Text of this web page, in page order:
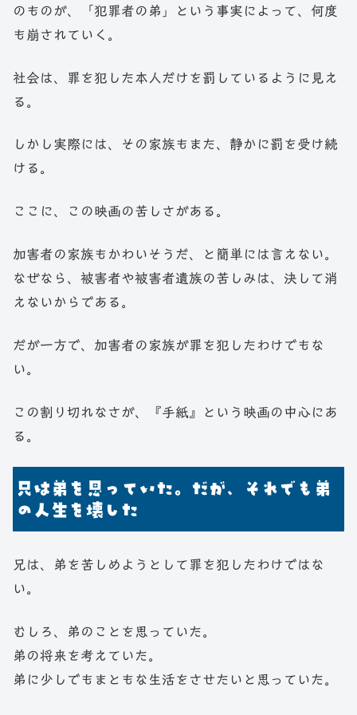
のものが、「犯罪者の弟」という事実によって、何度
も崩されていく。
社会は、罪を犯した本人だけを罰しているように見え
る。
しかし実際には、その家族もまた、静かに罰を受け続
ける。
ここに、この映画の苦しさがある。
加害者の家族もかわいそうだ、と簡単には言えない。
なぜなら、被害者や被害者遺族の苦しみは、決して消
えないからである。
だが一方で、加害者の家族が罪を犯したわけでもな
い。
この割り切れなさが、『手紙』という映画の中心にあ
る。
兄は弟を思っていた。だが、それでも弟
の人生を壊した
兄は、弟を苦しめようとして罪を犯したわけではな
い。
むしろ、弟のことを思っていた。
弟の将来を考えていた。
弟に少しでもまともな生活をさせたいと思っていた。